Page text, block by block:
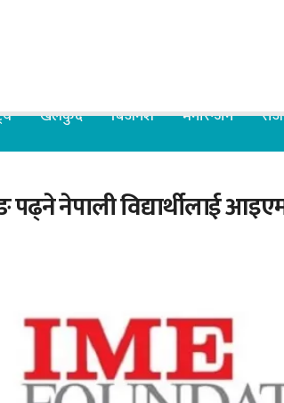
खेलकुद बिजनेश मनोरन्जन
पढ्ने नेपाली विद्यार्थीलाई